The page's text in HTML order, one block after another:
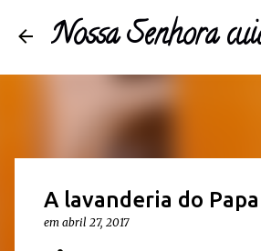
Nossa Senhora
A lavanderia do
em abril 27, 2017